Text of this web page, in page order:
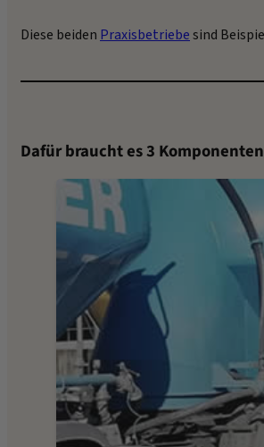
Diese beiden Praxisbetriebesind
Dafür braucht es 3